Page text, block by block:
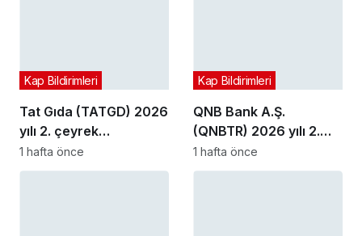
Tat Gıda (TATGD) 2026
yılı 2. çeyrek
bilançosunu açıkladı
Kap Bildirimleri
1 hafta önce
QNB Bank A.Ş.
(QNBTR) 2026 yılı 2.
çeyrek bilançosunu
açıkladı
Kap Bildirimleri
1 hafta önce